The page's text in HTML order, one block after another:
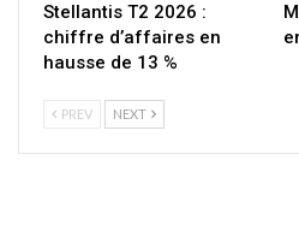
Stellantis T2 2026 :
chiffre d’affaires en
hausse de 13 %
PREV NEXT